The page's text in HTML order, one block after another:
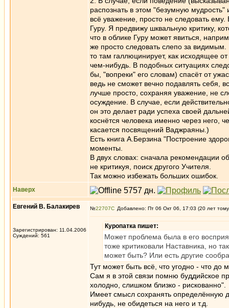
распознать в этом "безумную
всё уважение, просто не следовать
Гуру. Я предвижу шквальную критику,
что в облике Гуру может явиться,
же просто следовать слепо за
то там галлюцинирует, как исходящее
чем-нибудь. В подобных ситуациях
бы, "вопреки" его словам) спасёт от
ведь не сможет вечно подавлять себя,
лучше просто, сохраняя уважение, не
осуждение. В случае, если
он это делает ради успеха своей
коснётся человека именно через него,
касается посвящений Ваджраяны.)
Есть книга А.Берзина "Построение
моменты.
В двух словах: сначала рекомендации
не критикуя, поиск другого Учителя.
Так можно избежать больших ошибок.
Наверх
Евгений В. Балакирев
Зарегистрирован: 11.04.2006
Суждений: 561
№22707 Добавлено: Пт 06 Окт 06, 17:03 (20 лет
Куропатка пишет:
Может проблема была в его
тоже критиковали Наставника, но
может быть? Или есть другие
Тут может быть всё, что угодно - что до
Сам я в этой связи помню буддийское
холодно, слишком близко - рискованно".
Имеет смысл сохранять определённую
нибудь, не обидеться на него и т.д.